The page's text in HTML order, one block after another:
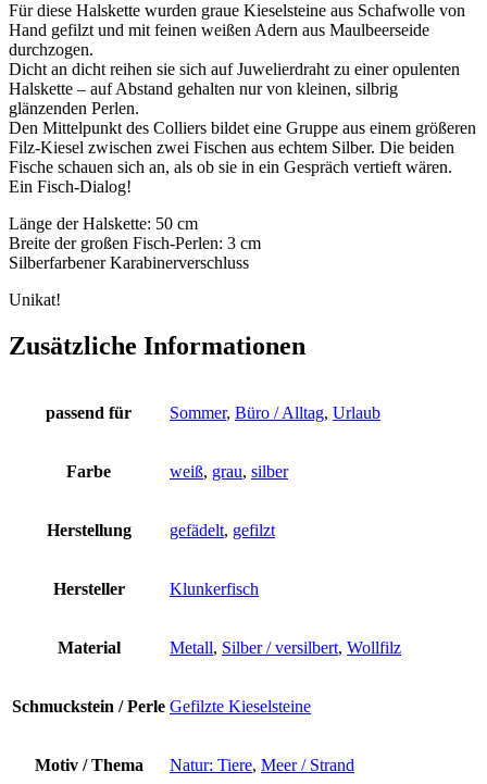
Für diese Halskette wurden graue Kieselsteine aus Schafwolle von
Hand gefilzt und mit feinen weißen Adern aus Maulbeerseide
durchzogen.
Dicht an dicht reihen sie sich auf Juwelierdraht zu einer opulenten
Halskette – auf Abstand gehalten nur von kleinen, silbrig
glänzenden Perlen.
Den Mittelpunkt des Colliers bildet eine Gruppe aus einem größeren
Filz-Kiesel zwischen zwei Fischen aus echtem Silber. Die beiden
Fische schauen sich an, als ob sie in ein Gespräch vertieft wären.
Ein Fisch-Dialog!
Länge der Halskette: 50 cm
Breite der großen Fisch-Perlen: 3 cm
Silberfarbener Karabinerverschluss
Unikat!
Zusätzliche Informationen
passend für Sommer, Büro / Alltag, Urlaub
Farbe weiß, grau, silber
Herstellung gefädelt, gefilzt
Hersteller Klunkerfisch
Material Metall, Silber / versilbert, Wollfilz
Schmuckstein / Perle Gefilzte Kieselsteine
Motiv / Thema Natur: Tiere, Meer / Strand